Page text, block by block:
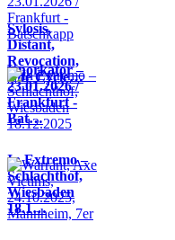
Sylosis,
Distant,
Revocation,
Life Cycle…
Knorkator –
23.01.2026 /
Frankfurt -
Bat…
In Extremo –
Schlachthof,
Wiesbaden
18.1…